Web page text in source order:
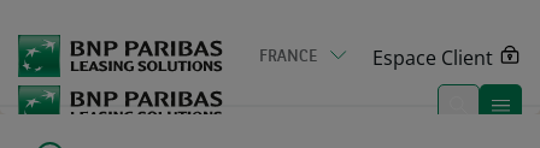
to
main
content
FRANCE Espace Client